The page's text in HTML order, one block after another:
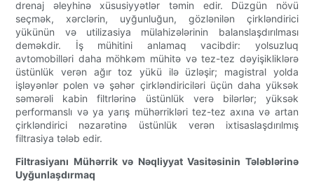
drenaj əleyhinə xüsusiyyətlər təmin edir. Düzgün növü
seçmək, xərclərin, uyğunluğun, gözlənilən çirkləndirici
yükünün və utilizasiya mülahizələrinin balanslaşdırılması
deməkdir. İş mühitini anlamaq vacibdir: yolsuzluq
avtomobilləri daha möhkəm mühitə və tez-tez dəyişikliklərə
üstünlük verən ağır toz yükü ilə üzləşir; magistral yolda
işləyənlər polen və şəhər çirkləndiriciləri üçün daha yüksək
səmərəli kabin filtrlərinə üstünlük verə bilərlər; yüksək
performanslı və ya yarış mühərrikləri tez-tez axına və artan
çirkləndirici nəzarətinə üstünlük verən ixtisaslaşdırılmış
filtrasiya tələb edir.
Filtrasiyanı Mühərrik və Nəqliyyat Vasitəsinin Tələblərinə
Uyğunlaşdırmaq